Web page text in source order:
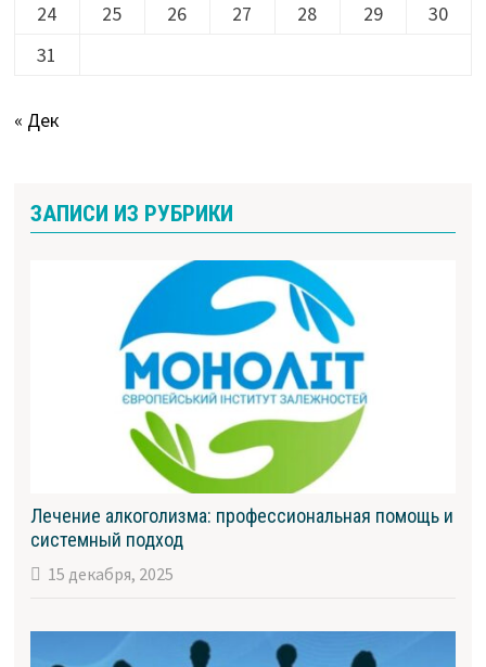
24
25 26 27 28 29
30
31
« Дек
ЗАПИСИ ИЗ РУБРИКИ
Лечение алкоголизма: профессиональная помощь и
системный подход
15 декабря, 2025